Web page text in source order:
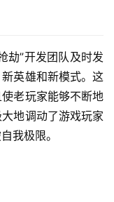
劫”开发团队及时发
英雄和新模式。这
老玩家能够不断地
地调动了游戏玩家
我极限。